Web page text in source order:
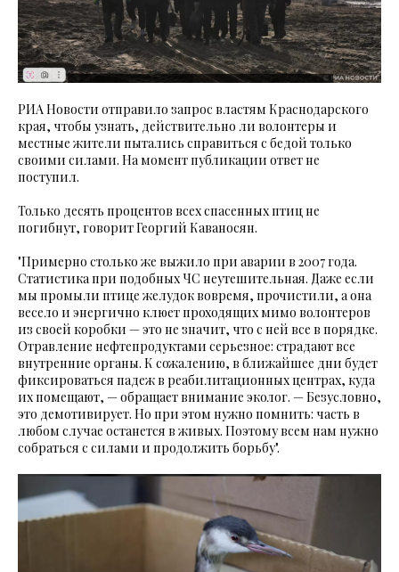
РИА Новости отправило запрос властям Краснодарского
края, чтобы узнать, действительно ли волонтеры и
местные жители пытались справиться с бедой только
своими силами. На момент публикации ответ не
поступил.
Только десять процентов всех спасенных птиц не
погибнут, говорит Георгий Каваносян.
"Примерно столько же выжило при аварии в 2007 года.
Статистика при подобных ЧС неутешительная. Даже если
мы промыли птице желудок вовремя, прочистили, а она
весело и энергично клюет проходящих мимо волонтеров
из своей коробки — это не значит, что с ней все в порядке.
Отравление нефтепродуктами серьезное: страдают все
внутренние органы. К сожалению, в ближайшее дни будет
фиксироваться падеж в реабилитационных центрах, куда
их помещают, — обращает внимание эколог. — Безусловно,
это демотивирует. Но при этом нужно помнить: часть в
любом случае останется в живых. Поэтому всем нам нужно
собраться с силами и продолжить борьбу".